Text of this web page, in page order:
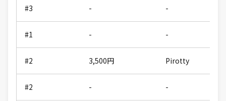
#3 - -
#1 - -
#2 3,500円 Pirotty
#2 - -